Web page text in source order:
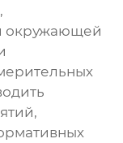
окружающей